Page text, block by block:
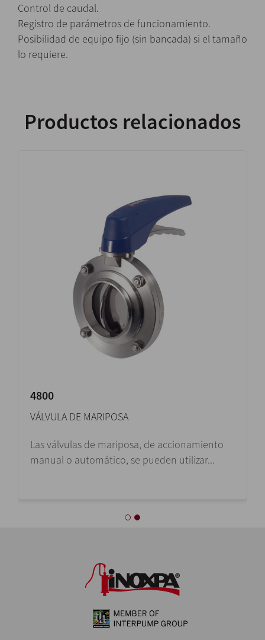
Control de caudal.
Registro de parámetros de funcionamiento.
Posibilidad de equipo fijo (sin bancada) si el tamaño
lo requiere.
Productos relacionados
4800
VÁLVULA DE MARIPOSA
Las válvulas de mariposa, de accionamiento
manual o automático, se pueden utilizar...